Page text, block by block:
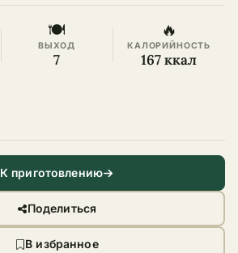
🍽
ВЫХОД
7
🔥
КАЛОРИЙНОСТЬ
167 ккал
К приготовлению
Поделиться
В избранное